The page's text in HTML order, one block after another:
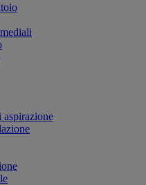
aspirazione